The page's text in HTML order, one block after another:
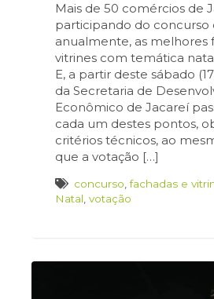
Mais de 50 comércios de
participando do concurso
anualmente, as melhores
vitrines com temática
E, a partir deste sábado
da Secretaria de
Econômico de Jacareí
cada um destes pontos,
critérios técnicos, ao
que a votação […]
concurso ,fachadas e
Natal votação